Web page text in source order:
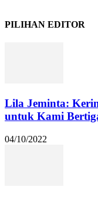
PILIHAN EDITOR
Lila Jeminta:
untuk Kami
04/10/2022